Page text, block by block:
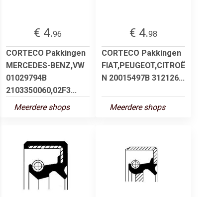
€ 4.96
CORTECO Pakkingen
MERCEDES-BENZ,VW
01029794B
2103350060,02F3...
Meerdere shops
€ 4.98
CORTECO Pakkingen
FIAT,PEUGEOT,CITROË
N 20015497B 312126...
Meerdere shops